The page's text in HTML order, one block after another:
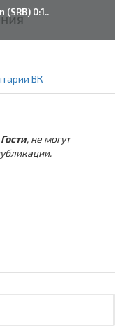
0:1..
ВК
Гости, не могут